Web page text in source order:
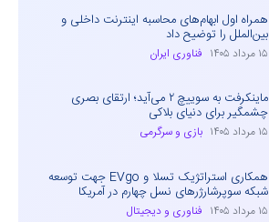
همراه اول ابهام‌های محاسبه اینترنت داخلی و
بین‌الملل را توضیح داد
۱۵ مرداد ۱۴۰۵ فناوری ایران
ماینکرفت به سوییچ ۲ می‌آید؛ ارتقای بصری
چشمگیر برای دنیای بلاکی
۱۵ مرداد ۱۴۰۵ بازی و سرگرمی
همکاری استراتژیک تسلا و EVgo جهت توسعه
شبکه سوپرشارژرهای نسل چهارم در آمریکا
۱۵ مرداد ۱۴۰۵ فناوری و دیجیتال